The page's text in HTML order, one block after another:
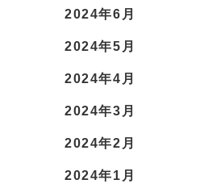
2024年6月
2024年5月
2024年4月
2024年3月
2024年2月
2024年1月